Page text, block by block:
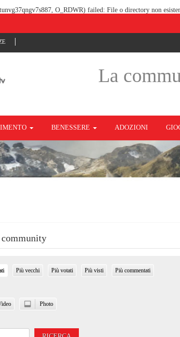
O_RDWR) failed: File o directory non
La
BENESSERE ADOZIONI
Più vecchi Più votati Più visti Più commentati
Photo